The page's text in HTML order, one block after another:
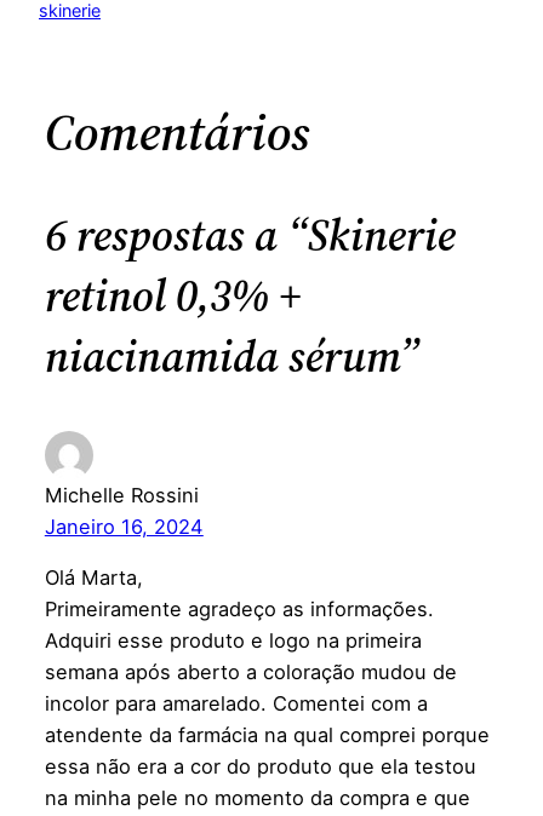
skinerie
Comentários
6 respostas a “Skinerie
retinol 0,3% +
niacinamida sérum”
Michelle Rossini
Janeiro 16, 2024
Olá Marta,
Primeiramente agradeço as informações.
Adquiri esse produto e logo na primeira
semana após aberto a coloração mudou de
incolor para amarelado. Comentei com a
atendente da farmácia na qual comprei porque
essa não era a cor do produto que ela testou
na minha pele no momento da compra e que